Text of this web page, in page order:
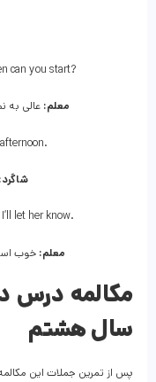
can you start?
معلم: عالی به
شاگرد:
let her know.
معلم: خوب
مکالمه درس
سال هشتم
پس از تمرین جملات این